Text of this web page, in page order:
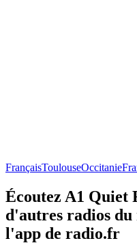
FrançaisToulouseOccitanie
Écoutez A1 Quiet
d'autres radios du
l'app de radio.fr